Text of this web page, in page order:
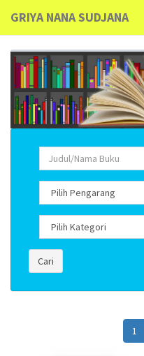
GRIYA NANA SUDJANA
Cari
1